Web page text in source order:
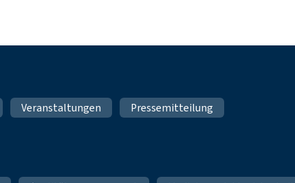
Veranstaltungen Pressemitteilung